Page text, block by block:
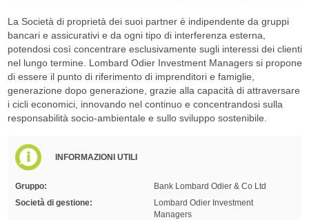
La Società di proprietà dei suoi partner è indipendente da gruppi
bancari e assicurativi e da ogni tipo di interferenza esterna,
potendosi così concentrare esclusivamente sugli interessi dei clienti
nel lungo termine. Lombard Odier Investment Managers si propone
di essere il punto di riferimento di imprenditori e famiglie,
generazione dopo generazione, grazie alla capacità di attraversare
i cicli economici, innovando nel continuo e concentrandosi sulla
responsabilità socio-ambientale e sullo sviluppo sostenibile.
INFORMAZIONI UTILI
Gruppo:
Bank Lombard Odier & Co Ltd
Società di gestione:
Lombard Odier Investment
Managers